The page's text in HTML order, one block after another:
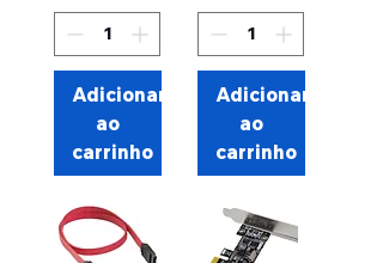
Adicionar
ao
carrinho
Adicionar
ao
carrinho